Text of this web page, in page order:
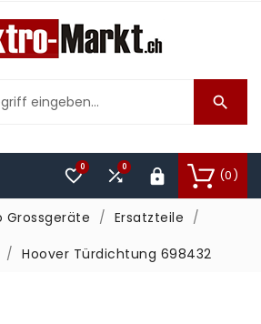

(0)

0
0
Grossgeräte
Ersatzteile
Hoover Türdichtung 698432